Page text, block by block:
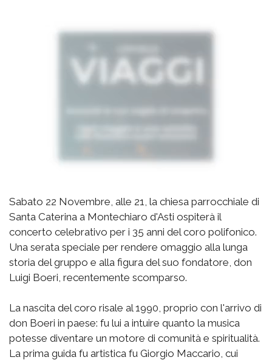
Sabato 22 Novembre, alle 21, la chiesa parrocchiale di
Santa Caterina a Montechiaro d'Asti ospiterà il
concerto celebrativo per i 35 anni del coro polifonico.
Una serata speciale per rendere omaggio alla lunga
storia del gruppo e alla figura del suo fondatore, don
Luigi Boeri, recentemente scomparso.
La nascita del coro risale al 1990, proprio con l'arrivo di
don Boeri in paese: fu lui a intuire quanto la musica
potesse diventare un motore di comunità e spiritualità.
La prima guida fu artistica fu Giorgio Maccario, cui